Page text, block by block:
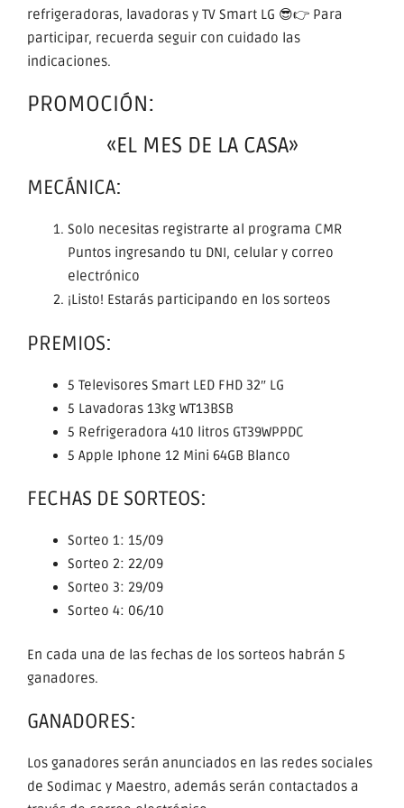
refrigeradoras, lavadoras y TV Smart LG 😎👉 Para
participar, recuerda seguir con cuidado las
indicaciones.
PROMOCIÓN:
«EL MES DE LA CASA»
MECÁNICA:
Solo necesitas registrarte al programa CMR
Puntos ingresando tu DNI, celular y correo
electrónico
¡Listo! Estarás participando en los sorteos
PREMIOS:
5 Televisores Smart LED FHD 32″ LG
5 Lavadoras 13kg WT13BSB
5 Refrigeradora 410 litros GT39WPPDC
5 Apple Iphone 12 Mini 64GB Blanco
FECHAS DE SORTEOS:
Sorteo 1: 15/09
Sorteo 2: 22/09
Sorteo 3: 29/09
Sorteo 4: 06/10
En cada una de las fechas de los sorteos habrán 5
ganadores.
GANADORES:
Los ganadores serán anunciados en las redes sociales
de Sodimac y Maestro, además serán contactados a